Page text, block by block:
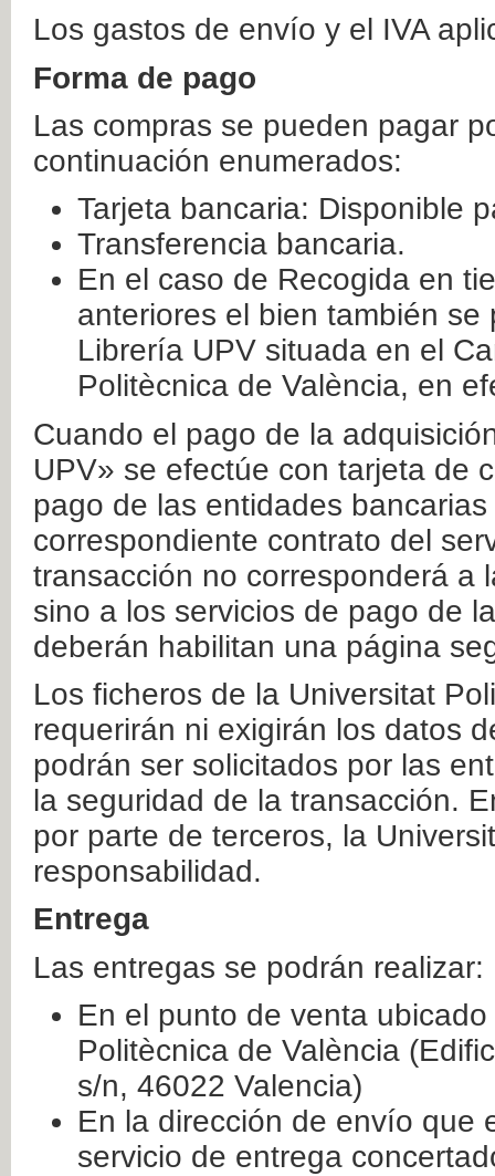
Los gastos de envío y el IVA
Forma de pago
Las compras se pueden pagar
continuación enumerados:
Tarjeta bancaria: Disponible
Transferencia bancaria.
En el caso de Recogida en
anteriores el bien también
Librería UPV situada en el
Politècnica de València, en
Cuando el pago de la
UPV» se efectúe con tarjeta de
pago de las entidades
correspondiente contrato del
transacción no corresponderá a
sino a los servicios de pago de
deberán habilitan una página
Los ficheros de la Universitat
requerirán ni exigirán los datos
podrán ser solicitados por las
la seguridad de la transacción.
por parte de terceros, la
responsabilidad.
Entrega
Las entregas se podrán realizar:
En el punto de venta
Politècnica de València
s/n, 46022 Valencia)
En la dirección de envío que
servicio de entrega